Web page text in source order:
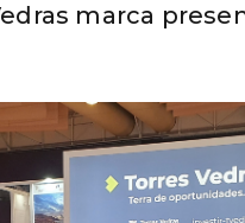
marca